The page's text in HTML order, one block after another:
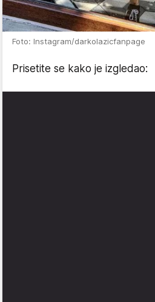
Foto: Instagram/darkolazicfanpage
Prisetite se kako je izgledao: